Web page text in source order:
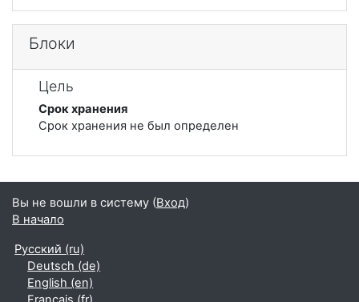
Блоки
Цель
Срок хранения
Срок хранения не был определен
Вы не вошли в систему (Вход)
В начало
Русский ‎(ru)‎
Deutsch ‎(de)‎
English ‎(en)‎